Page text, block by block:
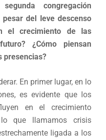
congregación
del leve descenso
el crecimiento de las
¿Cómo piensan
presencias?
En primer lugar, en lo
es evidente que los
en el crecimiento
que llamamos crisis
ligada a los